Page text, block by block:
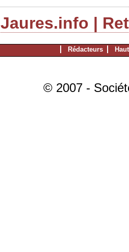
Jaures.info |
Rédacteurs
© 2007 -